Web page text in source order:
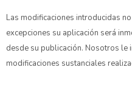
Las modificaciones introducidas
excepciones su aplicación será
desde su publicación. Nosotros
modificaciones sustanciales